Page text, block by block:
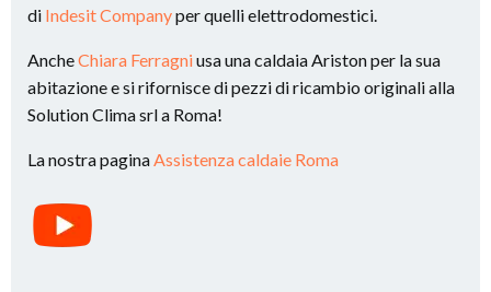
di Indesit Companyper quelli elettrodomestici.
AncheChiara Ferragniusa una caldaia Ariston per la sua
abitazione e si rifornisce di pezzi di ricambio originali alla
Solution Clima srl a Roma!
La nostra paginaAssistenza caldaie Roma